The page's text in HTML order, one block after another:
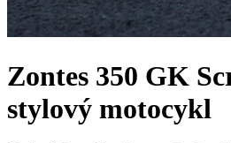
Zontes 350 GK
stylový motocykl